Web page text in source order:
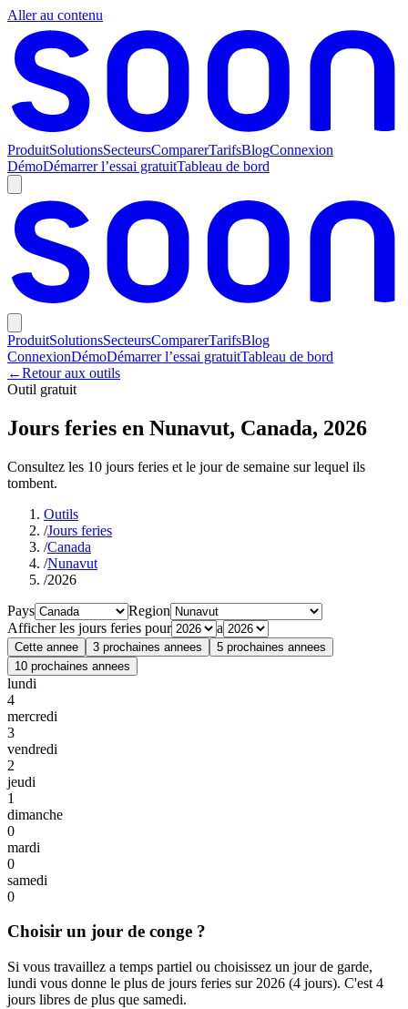
Aller au contenu
ProduitSolutionsSecteursComparerTarifsBlogConnexion
DémoDémarrer l’essai gratuitTableau de bord
ProduitSolutionsSecteursComparerTarifsBlog
ConnexionDémoDémarrer l’essai gratuitTableau de bord
←Retour aux outils
Outil gratuit
Jours feries en Nunavut, Canada, 2026
Consultez les 10 jours feries et le jour de semaine sur lequel ils
tombent.
Outils
/Jours feries
/Canada
/Nunavut
/2026
Pays
Region
Afficher les jours feries pour
a
Cette annee 3 prochaines annees
5 prochaines annees
10 prochaines annees
lundi
4
mercredi
3
vendredi
2
jeudi
1
dimanche
0
mardi
0
samedi
0
Choisir un jour de conge ?
Si vous travaillez a temps partiel ou choisissez un jour de garde,
lundi vous donne le plus de jours feries sur 2026 (4 jours). C'est 4
jours libres de plus que samedi.